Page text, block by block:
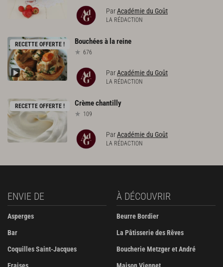
ParAcadémie du Goût
LA RÉDACTION
RECETTE OFFERTE ! Bouchéesà lareine
676
ParAcadémie du Goût
LA RÉDACTION
RECETTE OFFERTE ! Crèmechantilly
109
ParAcadémie du Goût
LA RÉDACTION
ENVIE DE
Asperges
Bar
Coquilles Saint-Jacques
À DÉCOUVRIR
Beurre Bordier
La Pâtisserie des Rêves
Boucherie Metzger et André